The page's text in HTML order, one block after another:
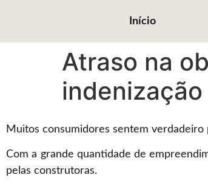
Início
Atraso na
indenização
Muitos consumidores sentem
Com a grande quantidade de
pelas construtoras.